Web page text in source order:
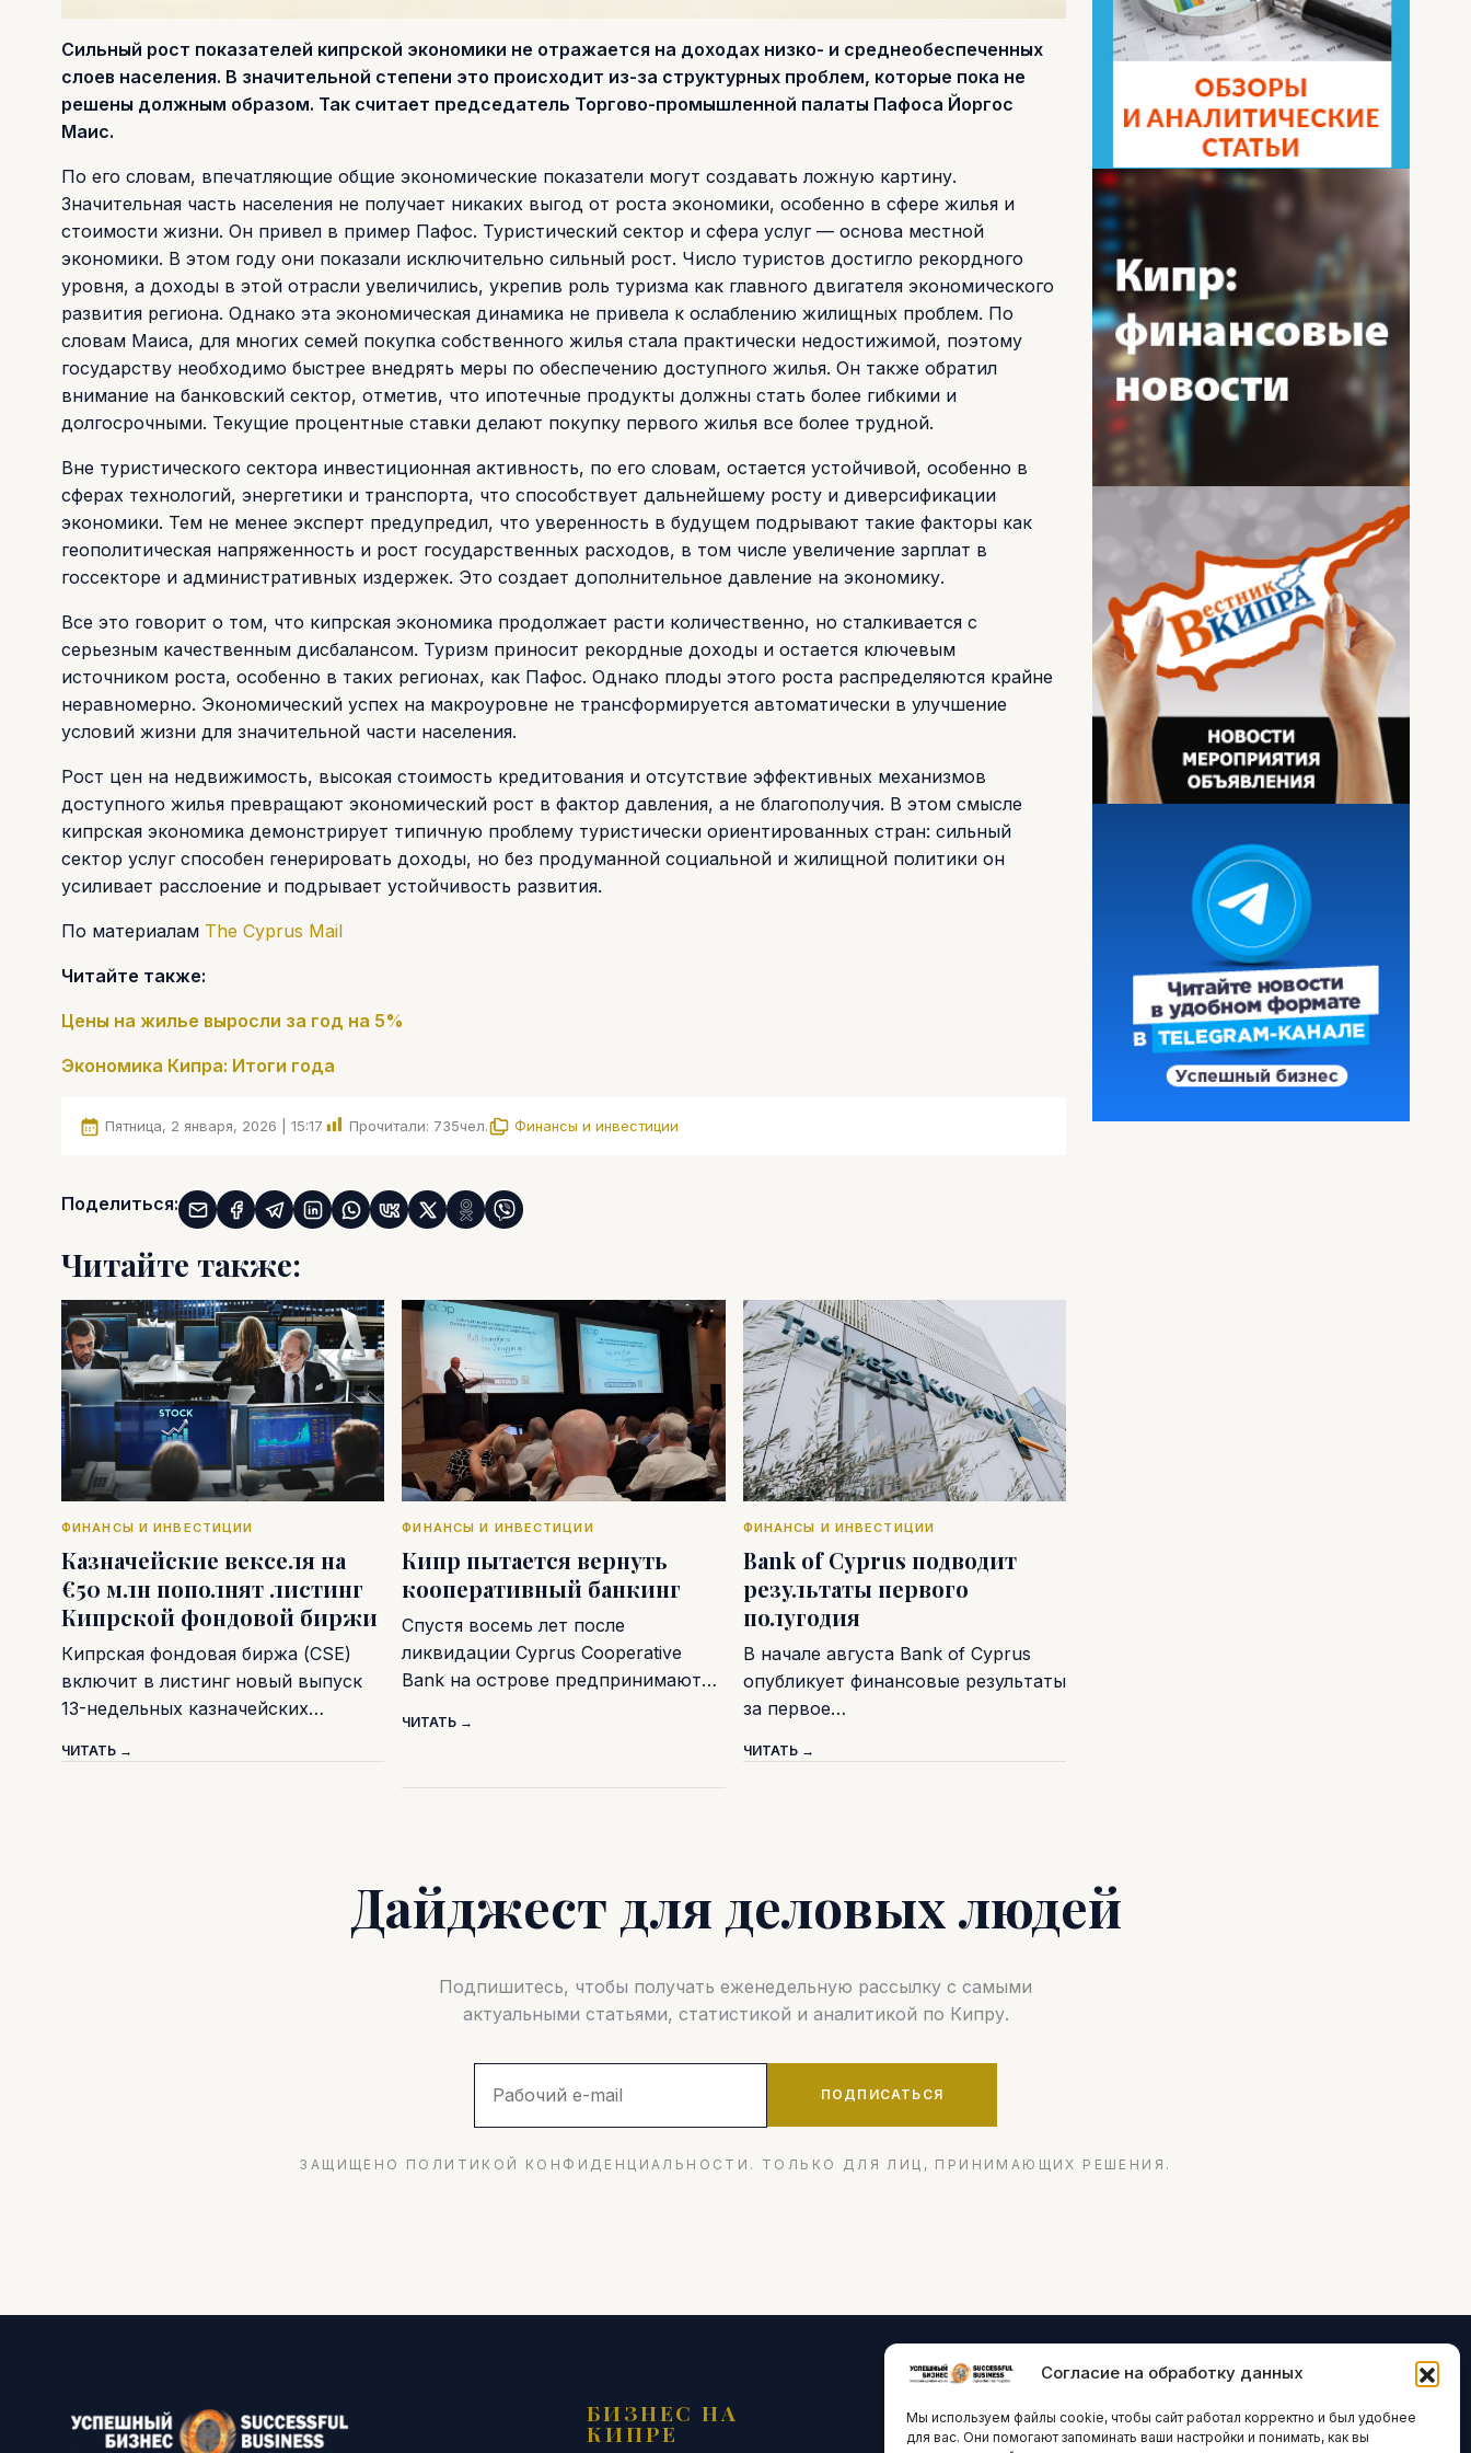
Согласие на обработку данных
Мы используем файлы cookie, чтобы сайт работал корректно и был удобнее
для вас. Они помогают запоминать ваши настройки и понимать, как вы
Сильный рост показателей кипрской экономики не отражается на доходах низко- и среднеобеспеченных
слоев населения. В значительной степени это происходит из-за структурных проблем, которые пока не
решены должным образом. Так считает председатель Торгово-промышленной палаты Пафоса Йоргос
Маис.
По его словам, впечатляющие общие экономические показатели могут создавать ложную картину.
Значительная часть населения не получает никаких выгод от роста экономики, особенно в сфере жилья и
стоимости жизни. Он привел в пример Пафос. Туристический сектор и сфера услуг — основа местной
экономики. В этом году они показали исключительно сильный рост. Число туристов достигло рекордного
уровня, а доходы в этой отрасли увеличились, укрепив роль туризма как главного двигателя экономического
развития региона. Однако эта экономическая динамика не привела к ослаблению жилищных проблем. По
словам Маиса, для многих семей покупка собственного жилья стала практически недостижимой, поэтому
государству необходимо быстрее внедрять меры по обеспечению доступного жилья. Он также обратил
внимание на банковский сектор, отметив, что ипотечные продукты должны стать более гибкими и
долгосрочными. Текущие процентные ставки делают покупку первого жилья все более трудной.
Вне туристического сектора инвестиционная активность, по его словам, остается устойчивой, особенно в
сферах технологий, энергетики и транспорта, что способствует дальнейшему росту и диверсификации
экономики. Тем не менее эксперт предупредил, что уверенность в будущем подрывают такие факторы как
геополитическая напряженность и рост государственных расходов, в том числе увеличение зарплат в
госсекторе и административных издержек. Это создает дополнительное давление на экономику.
Все это говорит о том, что кипрская экономика продолжает расти количественно, но сталкивается с
серьезным качественным дисбалансом. Туризм приносит рекордные доходы и остается ключевым
источником роста, особенно в таких регионах, как Пафос. Однако плоды этого роста распределяются крайне
неравномерно. Экономический успех на макроуровне не трансформируется автоматически в улучшение
условий жизни для значительной части населения.
Рост цен на недвижимость, высокая стоимость кредитования и отсутствие эффективных механизмов
доступного жилья превращают экономический рост в фактор давления, а не благополучия. В этом смысле
кипрская экономика демонстрирует типичную проблему туристически ориентированных стран: сильный
сектор услуг способен генерировать доходы, но без продуманной социальной и жилищной политики он
усиливает расслоение и подрывает устойчивость развития.
По материалам The Cyprus Mail
Читайте также:
Цены на жилье выросли за год на 5%
Экономика Кипра: Итоги года
Пятница, 2 января, 2026 | 15:17 Прочитали: 735чел. Финансы и инвестиции
Поделиться:
Читайте также:
ФИНАНСЫ И ИНВЕСТИЦИИ
Казначейские векселя на
€50 млн пополнят листинг
Кипрской фондовой биржи
Кипрская фондовая биржа (CSE)
включит в листинг новый выпуск
13-недельных казначейских…
ЧИТАТЬ →
ФИНАНСЫ И ИНВЕСТИЦИИ
Кипр пытается вернуть
кооперативный банкинг
Спустя восемь лет после
ликвидации Cyprus Cooperative
Bank на острове предпринимают…
ЧИТАТЬ →
ФИНАНСЫ И ИНВЕСТИЦИИ
Bank of Cyprus подводит
результаты первого
полугодия
В начале августа Bank of Cyprus
опубликует финансовые результаты
за первое…
ЧИТАТЬ →
Дайджест для деловых людей
Подпишитесь, чтобы получать еженедельную рассылку с самыми
актуальными статьями, статистикой и аналитикой по Кипру.
ПОДПИСАТЬСЯ
ЗАЩИЩЕНО ПОЛИТИКОЙ КОНФИДЕНЦИАЛЬНОСТИ. ТОЛЬКО ДЛЯ ЛИЦ, ПРИНИМАЮЩИХ РЕШЕНИЯ.
БИЗНЕС НА
КИПРЕ
ТЕХНОЛОГИИ И
ИННОВАЦИИ
ARTICLES IN
ENGLISH